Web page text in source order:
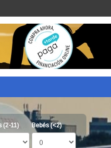
(2-11) Bebés (<2)